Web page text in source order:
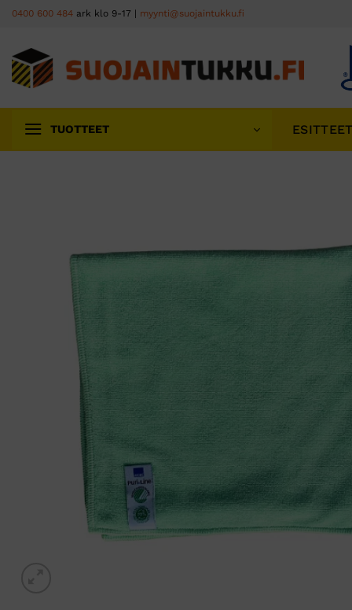
Skip
content
0400 600 484 ark klo 9-17 | myynti@suojaintukku.fi
TUOTTEET ESITTEET